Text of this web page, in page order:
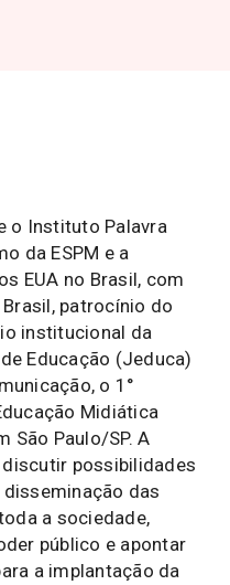
o Instituto Palavra
da ESPM e a
EUA no Brasil, com
Brasil, patrocínio do
institucional da
Educação (Jeduca)
o 1°
Midiática
São Paulo/SP. A
possibilidades
das
a sociedade,
público e apontar
a implantação da